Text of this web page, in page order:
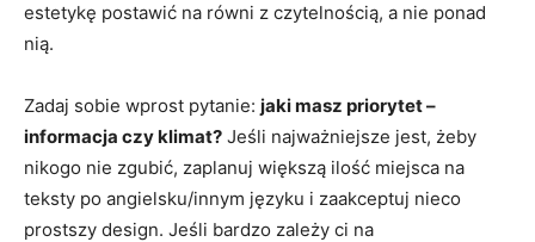
estetykę postawić na równi z czytelnością, a nie ponad
nią.
Zadaj sobie wprost pytanie: jaki masz priorytet –
informacja czy klimat? Jeśli najważniejsze jest, żeby
nikogo nie zgubić, zaplanuj większą ilość miejsca na
teksty po angielsku/innym języku i zaakceptuj nieco
prostszy design. Jeśli bardzo zależy ci na